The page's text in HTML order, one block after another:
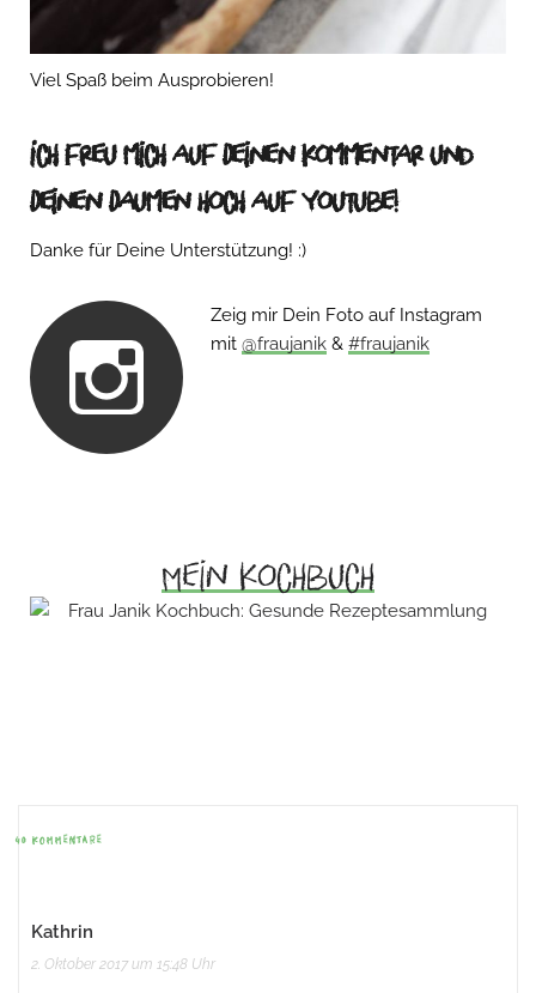
Viel Spaß beim Ausprobieren!
Ich freu mich auf Deinen Kommentar und
Deinen Daumen hoch auf Youtube!
Danke für Deine Unterstützung! :)
Zeig mir Dein Foto auf Instagram
mit @fraujanik& #fraujanik
Mein Kochbuch
Navigation
40 KOMMENTARE
Kathrin
2. Oktober 2017 um 15:48 Uhr